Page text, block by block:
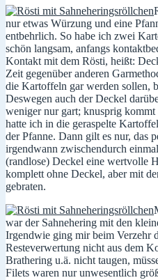
nur etwas Würzung und eine
entbehrlich. So habe ich zwei
schön langsam, anfangs
Kontakt mit dem Rösti, heißt:
Zeit gegenüber anderen
die Kartoffeln gar werden sollen,
Deswegen auch der Deckel
weniger nur gart; knusprig
hatte ich in die geraspelte
der Pfanne. Dann gilt es nur, das
irgendwann zwischendurch
(randlose) Deckel eine wertvolle
komplett ohne Deckel, aber mit
gebraten.
war der Sahnehering mit den
Irgendwie ging mir beim Verzehr
Resteverwertung nicht aus dem
Brathering u.ä. nicht taugen,
Filets waren nur unwesentlich